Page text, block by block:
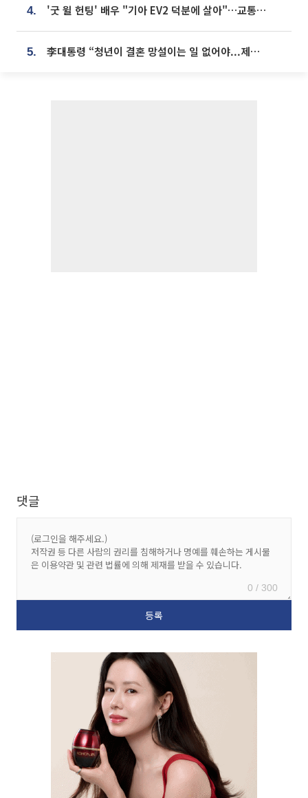
4. '굿 윌 헌팅' 배우 "기아 EV2 덕분에 살아"…교통사고 후 안전성 극찬
5. 李대통령 “청년이 결혼 망설이는 일 없어야...제도상 불이익 조사”
댓글
0 / 300